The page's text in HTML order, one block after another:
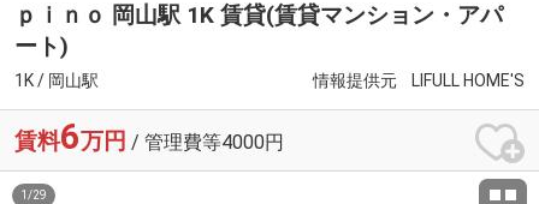
ｐｉｎｏ 岡山駅 1K 賃貸(賃貸マンション・アパ
ート)
1K / 岡山駅 情報提供元 LIFULL HOME'S
賃料6万円 / 管理費等4000円
1 /29